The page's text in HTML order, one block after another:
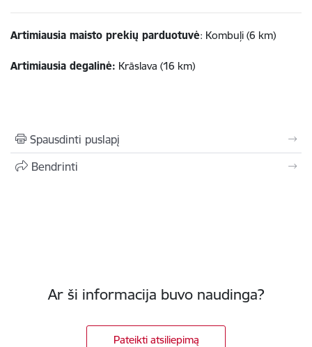
Artimiausia maisto prekių parduotuvė: Kombuļi (6 km)
Artimiausia degalinė: Krāslava (16 km)
Spausdinti puslapį
Bendrinti
Ar ši informacija buvo naudinga?
Pateikti atsiliepimą